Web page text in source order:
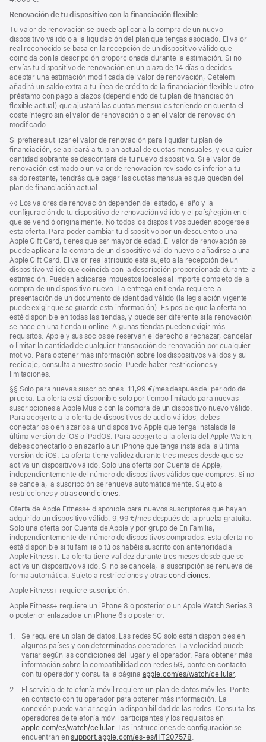
Renovación de tu dispositivo con la financiación flexible
Tu valor de renovación se puede aplicar a la compra de un nuevo
dispositivo válido o a la liquidación del plan que tengas asociado. El valor
real reconocido se basa en la recepción de un dispositivo válido que
coincida con la descripción proporcionada durante la estimación. Si no
envías tu dispositivo de renovación en un plazo de 14 días o decides
aceptar una estimación modificada del valor de renovación, Cetelem
añadirá un saldo extra a tu línea de crédito de la financiación flexible u otro
préstamo con pago a plazos (dependiendo de tu plan de financiación
flexible actual) que ajustará las cuotas mensuales teniendo en cuenta el
coste íntegro sin el valor de renovación o bien el valor de renovación
modificado.
Si prefieres utilizar el valor de renovación para liquidar tu plan de
financiación, se aplicará a tu plan actual de cuotas mensuales, y cualquier
cantidad sobrante se descontará de tu nuevo dispositivo. Si el valor de
renovación estimado o un valor de renovación revisado es inferior a tu
saldo restante, tendrás que pagar las cuotas mensuales que queden del
plan de financiación actual.
Nota
a
pie
de
página
◊◊ Los valores de renovación dependen del estado, el año y la
configuración de tu dispositivo de renovación válido y el país/región en el
que se vendió originalmente. No todos los dispositivos pueden acogerse a
esta oferta. Para poder cambiar tu dispositivo por un descuento o una
Apple Gift Card, tienes que ser mayor de edad. El valor de renovación se
puede aplicar a la compra de un dispositivo válido nuevo o añadirse a una
Apple Gift Card. El valor real atribuido está sujeto a la recepción de un
dispositivo válido que coincida con la descripción proporcionada durante la
estimación. Pueden aplicarse impuestos locales al importe completo de la
compra de un dispositivo nuevo. La entrega en tienda requiere la
presentación de un documento de identidad válido (la legislación vigente
puede exigir que se guarde esta información). Es posible que la oferta no
esté disponible en todas las tiendas, y puede ser diferente si la renovación
se hace en una tienda u online. Algunas tiendas pueden exigir más
requisitos. Apple y sus socios se reservan el derecho a rechazar, cancelar
o limitar la cantidad de cualquier transacción de renovación por cualquier
motivo. Para obtener más información sobre los dispositivos válidos y su
reciclaje, consulta a nuestro socio. Puede haber restricciones y
limitaciones.
Nota
a
pie
de
página
§§ Solo para nuevas suscripciones. 11,99 €/mes después del periodo de
prueba. La oferta está disponible solo por tiempo limitado para nuevas
suscripciones a Apple Music con la compra de un dispositivo nuevo válido.
Para acogerte a la oferta de dispositivos de audio válidos, debes
conectarlos o enlazarlos a un dispositivo Apple que tenga instalada la
última versión de iOS o iPadOS. Para acogerte a la oferta del Apple Watch,
debes conectarlo o enlazarlo a un iPhone que tenga instalada la última
versión de iOS. La oferta tiene validez durante tres meses desde que se
activa un dispositivo válido. Solo una oferta por Cuenta de Apple,
independientemente del número de dispositivos válidos que compres. Si no
se cancela, la suscripción se renueva automáticamente. Sujeto a
restricciones y otrascondiciones.
Oferta de Apple Fitness+ disponible para nuevos suscriptores que hayan
adquirido un dispositivo válido. 9,99 €/mes después de la prueba gratuita.
Solo una oferta por Cuenta de Apple y por grupo de En Familia,
independientemente del número de dispositivos comprados. Esta oferta no
está disponible si tu familia o tú os habéis suscrito con anterioridad a
Apple Fitness+. La oferta tiene validez durante tres meses desde que se
activa un dispositivo válido. Si no se cancela, la suscripción se renueva de
forma automática. Sujeto a restricciones y otrascondiciones.
Apple Fitness+ requiere suscripción.
Apple Fitness+ requiere un iPhone 8 o posterior o un Apple Watch Series 3
o posterior enlazado a un iPhone 6s o posterior.
Nota
página
1.
Se requiere un plan de datos. Las redes 5G solo están disponibles en
algunos países y con determinados operadores. La velocidad puede
variar según las condiciones del lugar y el operador. Para obtener más
información sobre la compatibilidad con redes 5G, ponte en contacto
con tu operador y consulta la página apple.com/es/watch/cellular.
Nota
página
2.
El servicio de telefonía móvil requiere un plan de datos móviles. Ponte
en contacto con tu operador para obtener más información. La
conexión puede variar según la disponibilidad de las redes. Consulta los
operadores de telefonía móvil participantes y los requisitos en
apple.com/es/watch/cellular. Las instrucciones de configuración se
encuentran ensupport.apple.com/es-es/HT207578